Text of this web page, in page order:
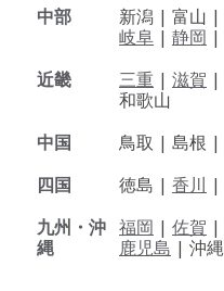
中部
新潟 | 富山 |
岐阜 | 静岡 |
近畿
三重 | 滋賀 |
和歌山
中国
鳥取 | 島根 |
四国
徳島 | 香川 |
九州・沖
縄
福岡 | 佐賀 |
鹿児島 | 沖縄